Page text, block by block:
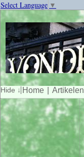
Select Language ▼
Home Artikelen